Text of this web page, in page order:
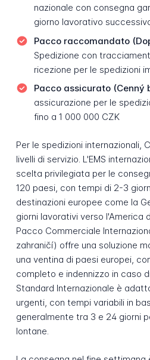
nazionale con consegna
giorno lavorativo
Pacco raccomandato
Spedizione con
ricezione per le spedizioni
Pacco assicurato (Cenný
assicurazione per le
fino a 1 000 000 CZK
Per le spedizioni internazionali,
livelli di servizio. L'EMS
scelta privilegiata per le
120 paesi, con tempi di 2-3
destinazioni europee come la
giorni lavorativi verso l'America
Pacco Commerciale
zahraničí) offre una soluzione
una ventina di paesi europei,
completo e indennizzo in caso
Standard Internazionale è
urgenti, con tempi variabili in
generalmente tra 3 e 24 giorni
lontane.